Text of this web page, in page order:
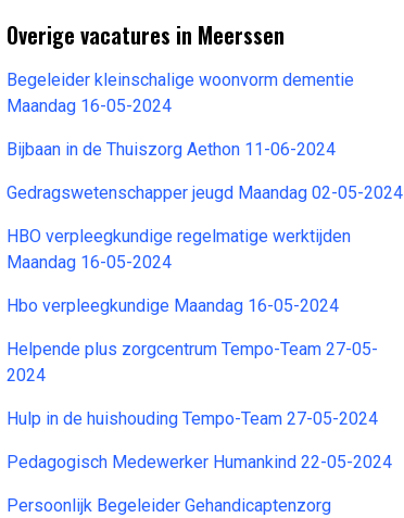
Overige vacatures in Meerssen
Begeleider kleinschalige woonvorm dementie
Maandag 16-05-2024
Bijbaan in de Thuiszorg Aethon 11-06-2024
Gedragswetenschapper jeugd Maandag 02-05-2024
HBO verpleegkundige regelmatige werktijden
Maandag 16-05-2024
Hbo verpleegkundige Maandag 16-05-2024
Helpende plus zorgcentrum Tempo-Team 27-05-
2024
Hulp in de huishouding Tempo-Team 27-05-2024
Pedagogisch Medewerker Humankind 22-05-2024
Persoonlijk Begeleider Gehandicaptenzorg